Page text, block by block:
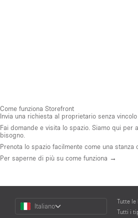
Come funziona Storefront
Invia una richiesta al proprietario senza
Fai domande e visita lo spazio. Siamo qui per
bisogno.
Prenota lo spazio facilmente come una stanza
Per saperne di più su come funziona →
Choose
Language
Italiano
Tutte le
Tutti i